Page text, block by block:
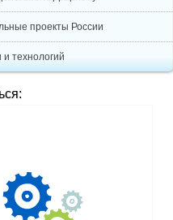
проекты России
и технологий